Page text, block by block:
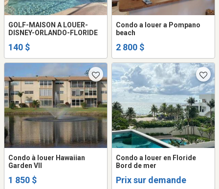
GOLF-MAISON A LOUER-
DISNEY-ORLANDO-FLORIDE
140 $
Condo a louer a Pompano
beach
2 800 $
Condo à louer Hawaiian
Garden VII
1 850 $
Condo a louer en Floride
Bord de mer
Prix sur demande